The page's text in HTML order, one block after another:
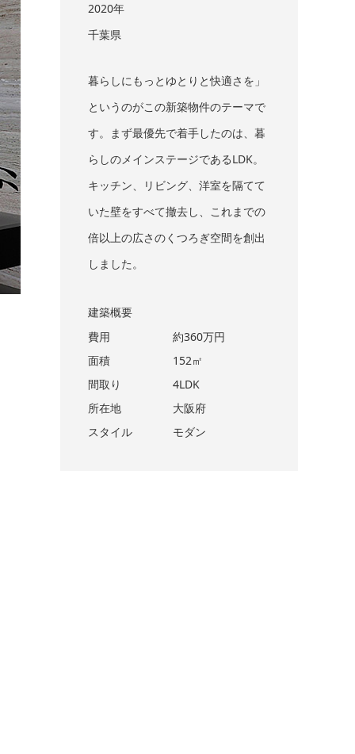
2020年
千葉県
暮らしにもっとゆとりと快適さを」
というのがこの新築物件のテーマで
す。まず最優先で着手したのは、暮
らしのメインステージであるLDK。
キッチン、リビング、洋室を隔てて
いた壁をすべて撤去し、これまでの
倍以上の広さのくつろぎ空間を創出
しました。
建築概要
費用
約360万円
面積
152㎡
間取り
4LDK
所在地
大阪府
スタイル
モダン